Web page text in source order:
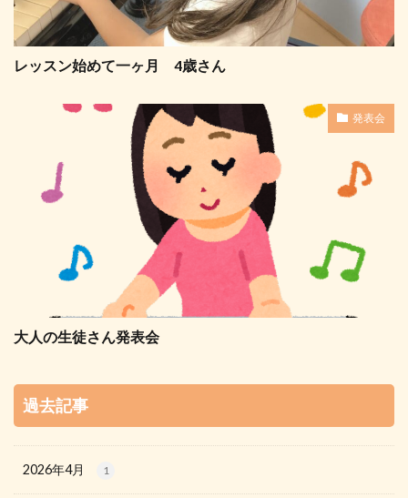
レッスン始めて一ヶ月 4歳さん
発表会
大人の生徒さん発表会
過去記事
2026年4月 1